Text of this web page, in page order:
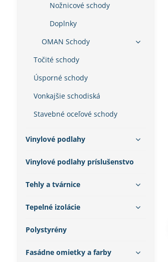
Nožnicové schody
Doplnky
OMAN Schody
Točité schody
Úsporné schody
Vonkajšie schodiská
Stavebné oceľové schody
Vinylové podlahy
Vinylové podlahy príslušenstvo
Tehly a tvárnice
Tepelné izolácie
Polystyrény
Fasádne omietky a farby